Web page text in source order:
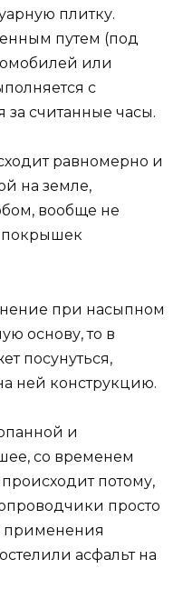
плитку.
путем (под
или
с
считанные часы.
равномерно и
на земле,
вообще не
покрышек
при насыпном
основу, то в
посунуться,
ней конструкцию.
и
со временем
потому,
просто
применения
асфальт на